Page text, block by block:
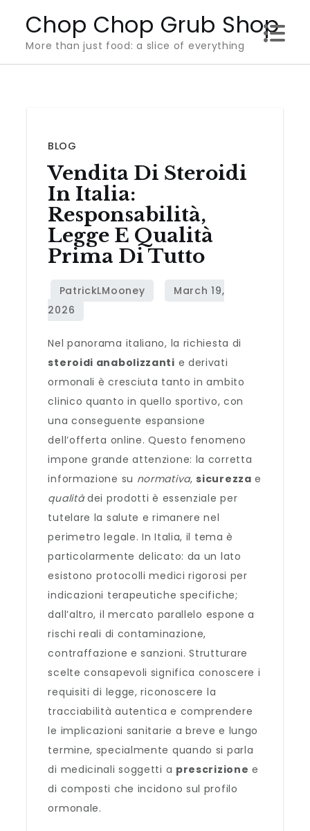
content
Chop Chop Grub Shop
More than just food: a slice of everything
BLOG
Vendita Di Steroidi
In Italia:
Responsabilità,
Legge E Qualità
Prima Di Tutto
Nel panorama italiano, la richiesta di
steroidi anabolizzanti e derivati
ormonali è cresciuta tanto in ambito
clinico quanto in quello sportivo, con
una conseguente espansione
dell’offerta online. Questo fenomeno
impone grande attenzione: la corretta
informazione su normativa,sicurezza e
qualitàdei prodotti è essenziale per
tutelare la salute e rimanere nel
perimetro legale. In Italia, il tema è
particolarmente delicato: da un lato
esistono protocolli medici rigorosi per
indicazioni terapeutiche specifiche;
dall’altro, il mercato parallelo espone a
rischi reali di contaminazione,
contraffazione e sanzioni. Strutturare
scelte consapevoli significa conoscere i
requisiti di legge, riconoscere la
tracciabilità autentica e comprendere
le implicazioni sanitarie a breve e lungo
termine, specialmente quando si parla
di medicinali soggetti a prescrizione e
di composti che incidono sul profilo
ormonale.